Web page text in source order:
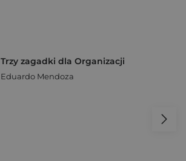
Trzy zagadki dla Organizacji
Eduardo Mendoza